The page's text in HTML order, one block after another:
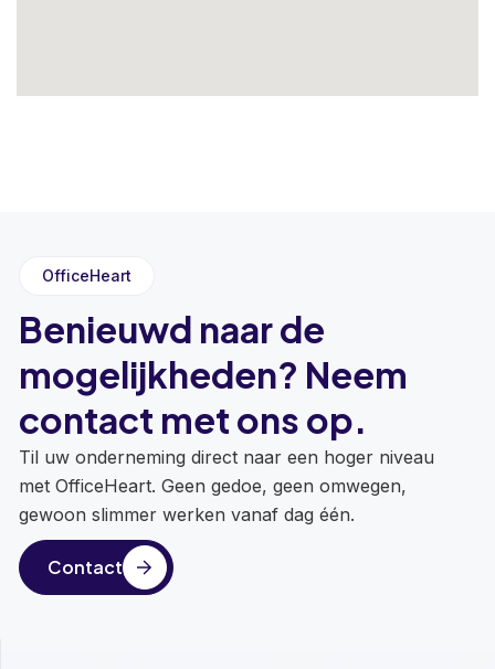
OfficeHeart
Benieuwd naar de
mogelijkheden? Neem
contact met ons op.
Til uw onderneming direct naar een hoger niveau
met OfficeHeart. Geen gedoe, geen omwegen,
gewoon slimmer werken vanaf dag één.
Contact